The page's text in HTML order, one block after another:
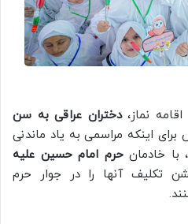
نماز،دختران عراقی به سن
برای اینکه مراسمی به یاد ماندنی
با خادمانحرم امام حسین علیه
تکلیف آنها را در جوار حرم